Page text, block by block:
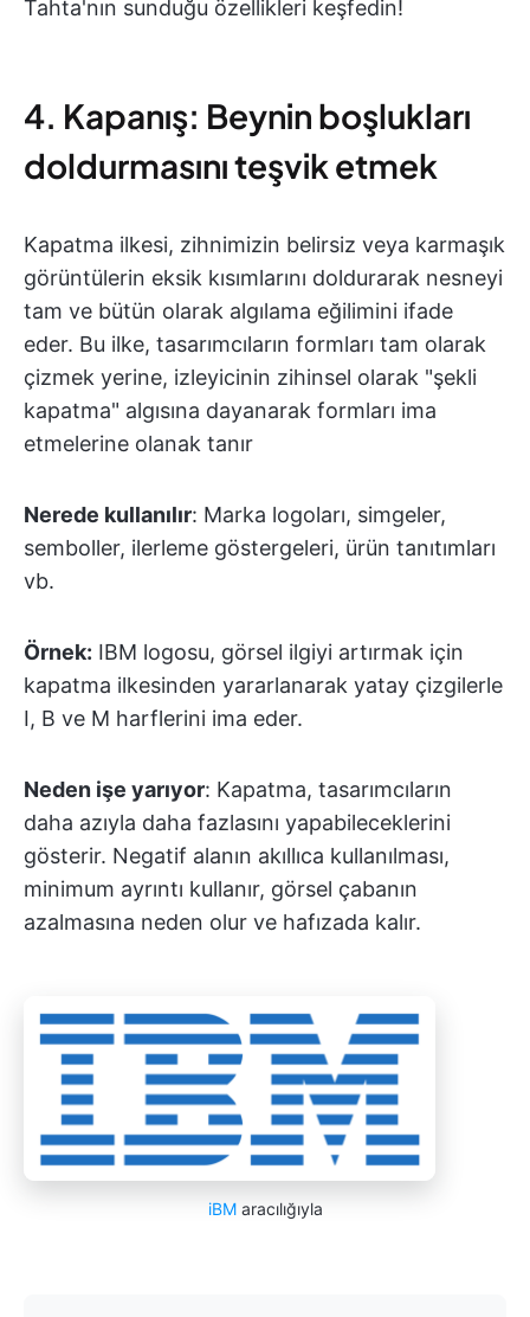
Tahta'nın sunduğu özellikleri keşfedin!
4. Kapanış: Beynin boşlukları
doldurmasını teşvik etmek
Kapatma ilkesi, zihnimizin belirsiz veya karmaşık
görüntülerin eksik kısımlarını doldurarak nesneyi
tam ve bütün olarak algılama eğilimini ifade
eder. Bu ilke, tasarımcıların formları tam olarak
çizmek yerine, izleyicinin zihinsel olarak "şekli
kapatma" algısına dayanarak formları ima
etmelerine olanak tanır
Nerede kullanılır: Marka logoları, simgeler,
semboller, ilerleme göstergeleri, ürün tanıtımları
vb.
Örnek: IBM logosu, görsel ilgiyi artırmak için
kapatma ilkesinden yararlanarak yatay çizgilerle
I, B ve M harflerini ima eder.
Neden işe yarıyor: Kapatma, tasarımcıların
daha azıyla daha fazlasını yapabileceklerini
gösterir. Negatif alanın akıllıca kullanılması,
minimum ayrıntı kullanır, görsel çabanın
azalmasına neden olur ve hafızada kalır.
iBMaracılığıyla